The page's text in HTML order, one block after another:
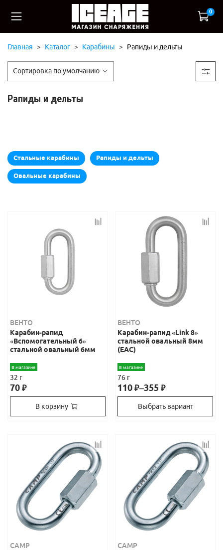
0
Главная Каталог Карабины Рапиды и дельты
Рапиды и дельты
Стальные карабины Рапиды и дельты
Овальные карабины
ВЕНТО
Карабин-рапид
«Вспомогательный 6»
стальной овальный 6мм
В магазине
32 г
70₽
В корзину
ВЕНТО
Карабин-рапид «Link 8»
стальной овальный 8мм
(ЕАС)
В магазине
76 г
110₽–355₽
Выбрать вариант
CAMP
CAMP